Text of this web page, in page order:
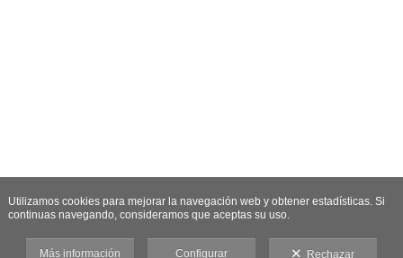
Utilizamos cookies para mejorar la navegación web y obtener estadísticas. Si
continuas navegando, consideramos que aceptas su uso.
Más información Configurar Rechazar